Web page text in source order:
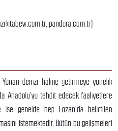
pandora.com.tr)
Yunan denizi haline getirmeye yönelik
Anadolu’yu tehdit edecek faaliyetlere
ise genelde hep Lozan’da belirtilen
istemektedir. Bütün bu gelişmeleri